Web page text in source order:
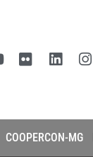
COOPERCON-MG